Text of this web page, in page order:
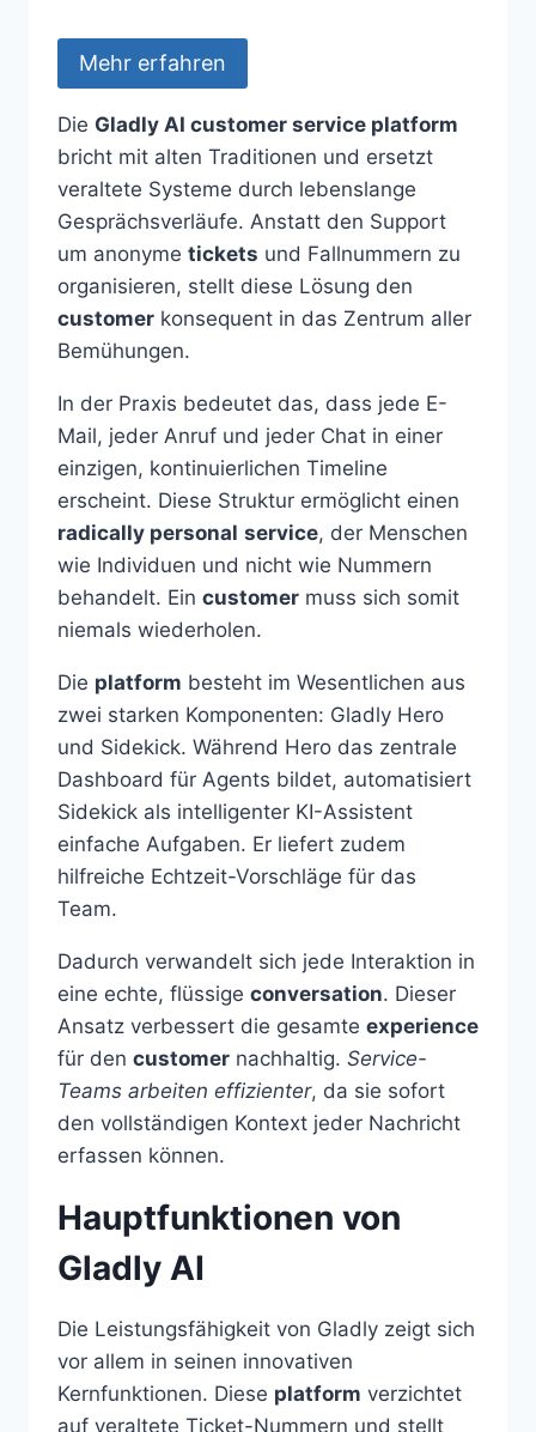
Mehr erfahren
Die Gladly AI customer service platform
bricht mit alten Traditionen und ersetzt
veraltete Systeme durch lebenslange
Gesprächsverläufe. Anstatt den Support
um anonyme tickets und Fallnummern zu
organisieren, stellt diese Lösung den
customer konsequent in das Zentrum aller
Bemühungen.
In der Praxis bedeutet das, dass jede E-
Mail, jeder Anruf und jeder Chat in einer
einzigen, kontinuierlichen Timeline
erscheint. Diese Struktur ermöglicht einen
radically personal service, der Menschen
wie Individuen und nicht wie Nummern
behandelt. Ein customer muss sich somit
niemals wiederholen.
Die platform besteht im Wesentlichen aus
zwei starken Komponenten: Gladly Hero
und Sidekick. Während Hero das zentrale
Dashboard für Agents bildet, automatisiert
Sidekick als intelligenter KI-Assistent
einfache Aufgaben. Er liefert zudem
hilfreiche Echtzeit-Vorschläge für das
Team.
Dadurch verwandelt sich jede Interaktion in
eine echte, flüssige conversation. Dieser
Ansatz verbessert die gesamte experience
für den customer nachhaltig. Service-
Teams arbeiten effizienter, da sie sofort
den vollständigen Kontext jeder Nachricht
erfassen können.
Hauptfunktionen von
Gladly AI
Die Leistungsfähigkeit von Gladly zeigt sich
vor allem in seinen innovativen
Kernfunktionen. Diese platform verzichtet
auf veraltete Ticket-Nummern und stellt